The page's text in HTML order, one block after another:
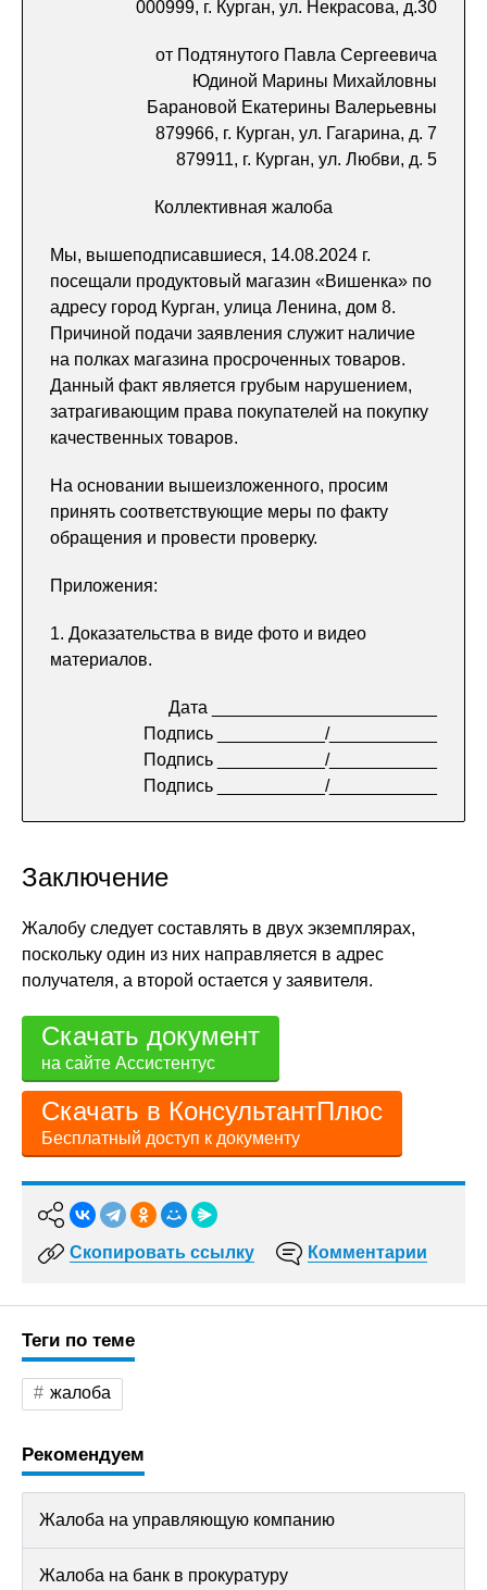
000999, г. Курган, ул. Некрасова, д.30
от Подтянутого Павла Сергеевича
Юдиной Марины Михайловны
Барановой Екатерины Валерьевны
879966, г. Курган, ул. Гагарина, д. 7
879911, г. Курган, ул. Любви, д. 5
Коллективная жалоба
Мы, вышеподписавшиеся, 14.08.2024 г.
посещали продуктовый магазин «Вишенка» по
адресу город Курган, улица Ленина, дом 8.
Причиной подачи заявления служит наличие
на полках магазина просроченных товаров.
Данный факт является грубым нарушением,
затрагивающим права покупателей на покупку
качественных товаров.
На основании вышеизложенного, просим
принять соответствующие меры по факту
обращения и провести проверку.
Приложения:
1. Доказательства в виде фото и видео
материалов.
Дата _______________________
Подпись ___________/___________
Подпись ___________/___________
Подпись ___________/___________
Заключение
Жалобу следует составлять в двух экземплярах,
поскольку один из них направляется в адрес
получателя, а второй остается у заявителя.
Скачать документ
на сайте Ассистентус
Скачать в КонсультантПлюс
Бесплатный доступ к документу
Скопировать ссылку Комментарии
Теги по теме
жалоба
Рекомендуем
Жалоба на управляющую компанию
Жалоба на банк в прокуратуру